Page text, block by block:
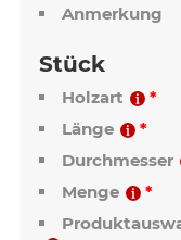
Anmerkung
Stück
Holzart
Länge
Durchmesser
Menge